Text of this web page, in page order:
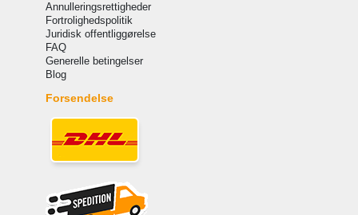
Annulleringsrettigheder
Fortrolighedspolitik
Juridisk offentliggørelse
FAQ
Generelle betingelser
Blog
Forsendelse